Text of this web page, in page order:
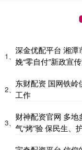
1、
深金优配平台 湘潭
娩“零自付”新政宣
2、
东财配资 国网铁
工作
3、
财神配资官网 多
气“烤”验 保民生、